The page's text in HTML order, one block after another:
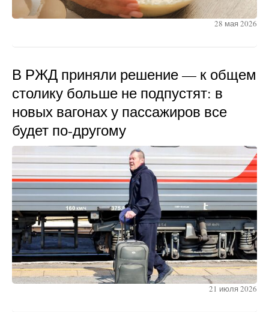
28 мая 2026
В РЖД приняли решение — к общем
столику больше не подпустят: в
новых вагонах у пассажиров все
будет по-другому
21 июля 2026